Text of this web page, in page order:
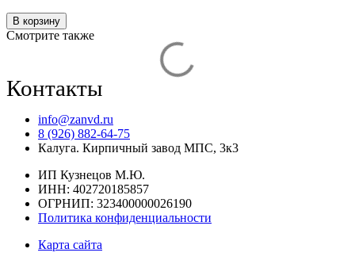
Количество
товара
В корзину
Смотрите также
Контакты
info@zanvd.ru
8 (926) 882-64-75
Калуга. Кирпичный завод МПС, 3к3
ИП Кузнецов М.Ю.
ИНН: 402720185857
ОГРНИП: 323400000026190
Политика конфиденциальности
Карта сайта